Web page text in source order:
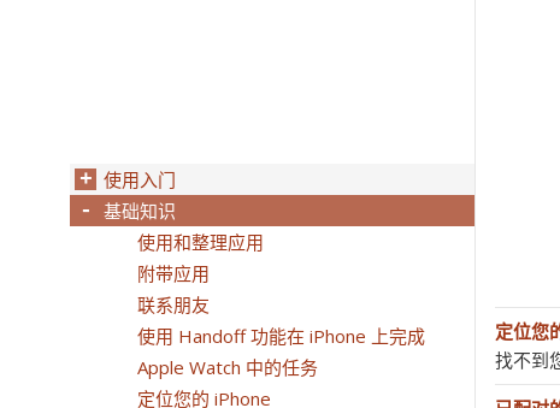
定位您
找不到
使用入门
基础知识
使用和整理应用
附带应用
联系朋友
使用 Handoff 功能在 iPhone 上完成
Apple Watch 中的任务
定位您的 iPhone